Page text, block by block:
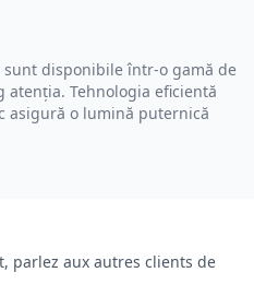
sunt disponibile într-o gamă de
Tehnologia eficientă
asigură o lumină puternică
parlez aux autres clients de